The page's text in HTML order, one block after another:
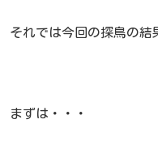
それでは今回の探鳥の結
まずは・・・